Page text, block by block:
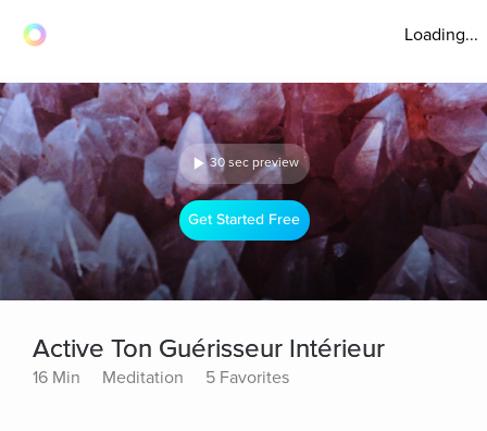
Loading...
30 sec preview
Get Started Free
Active Ton Guérisseur Intérieur
16 Min Meditation 5 Favorites